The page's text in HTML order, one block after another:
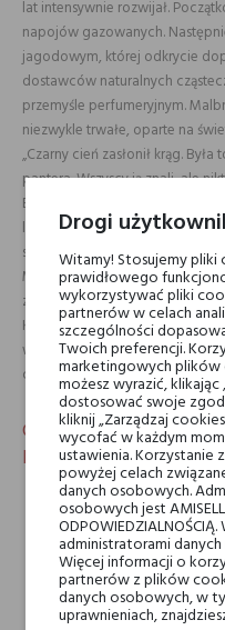
lat intensywnie rozwijał.
napojów gazowanych.
jagodowym, której odkrycie
dostawców naturalnych
przemyśle perfumeryjnym.
niezwykle trwałe, oparte na
„Czarny cień zasłonił krąg.
pantera. Wszyscy ją znali, ale
Była bowiem przebiegła jak
lekkomyślna niczym ranny słoń.
spływający z drzewa, a skórę
Malbrum Parfums to hołd dla
zwierzęciem, dokładnie
Kiplinga. Kompozycję
wzbogaconej molekułami, w
całości ziemistego charakteru.
Charakterystyka
perfumowanej Malbrum
kompozycja dla niej i dla
dla miłośników
perfumy bazujące na
vetimoss i suederal,
idealny zapach na
doskonała projekcja.
Drogi
Witamy! Stosujemy
prawidłowego
wykorzystywać pliki
partnerów w celach
szczególności
Twoich preferencji.
marketingowych
możesz wyrazić, klikając
dostosować swoje
kliknij „Zarządzaj
wycofać w każdym
ustawienia. Korzystanie
powyżej celach
danych osobowych.
osobowych jest
administratorami
Więcej informacji o
partnerów z plików
danych osobowych, w
uprawnieniach,